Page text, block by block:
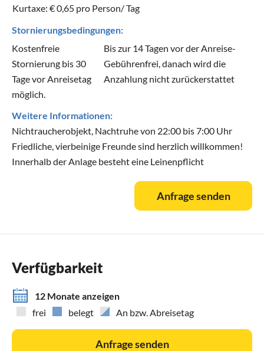
Kurtaxe: € 0,65 pro Person/ Tag
Stornierungsbedingungen:
Kostenfreie
Stornierung bis 30
Tage vor Anreisetag
möglich.
Bis zur 14 Tagen vor der Anreise-
Gebührenfrei, danach wird die
Anzahlung nicht zurückerstattet
Weitere Informationen:
Nichtraucherobjekt, Nachtruhe von 22:00 bis 7:00 Uhr
Friedliche, vierbeinige Freunde sind herzlich willkommen!
Innerhalb der Anlage besteht eine Leinenpflicht
Anfrage senden
Verfügbarkeit
12 Monate anzeigen
frei
belegt An bzw. Abreisetag
Anfrage senden